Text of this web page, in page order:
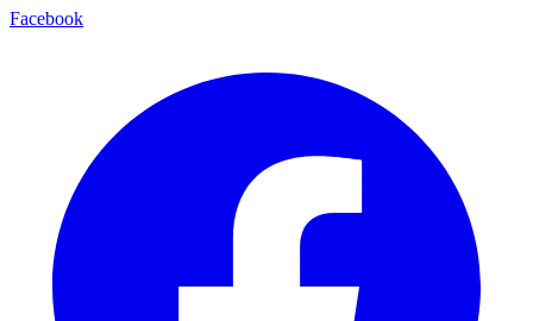
Facebook